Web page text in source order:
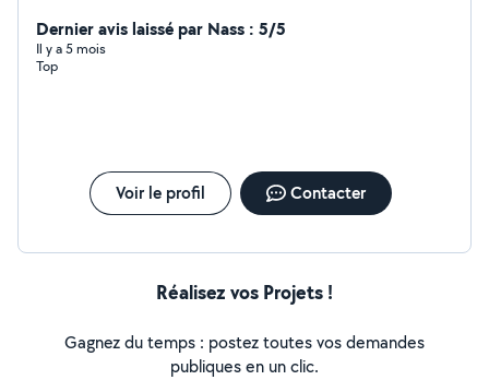
Dernier avis laissé par Nass : 5/5
Il y a 5 mois
Top
Voir le profil Contacter
Réalisez vos Projets !
Gagnez du temps : postez toutes vos demandes
publiques en un clic.